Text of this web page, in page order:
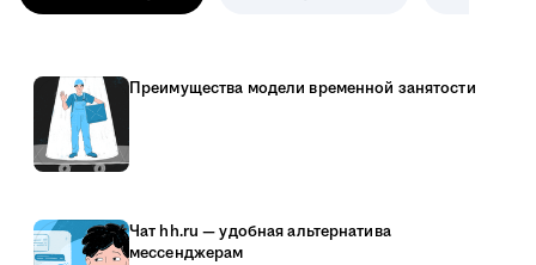
Преимущества модели временной занятости
Чат hh.ru — удобная альтернатива
мессенджерам